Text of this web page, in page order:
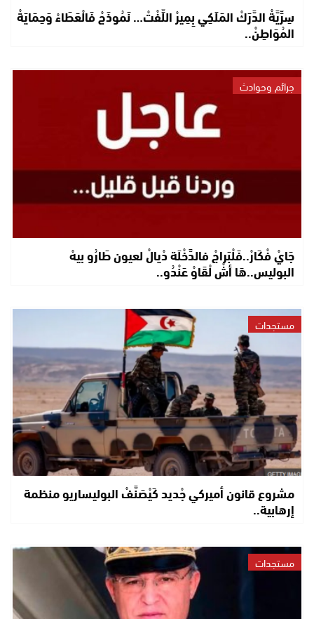
سِرِّيَّةْ الدَّرَكْ المَلَكِي بِمِيرْ اللِّفْتْ… نَمُوذَجْ فَالْعَطَاءْ وَحِمَايَةْ
المُوَاطِنْ..
جرائم وحوادث
جَايْ فْكَارْ..فَلْبَراجْ فالدَّخْلَة دْيالْ لعيون طَارُو بيهْ
البوليس..هَا أشْ لْقَاوْ عَنْدُو..
مستجدات
مشروع قانون أميركي جْديد كَيْصَنَّفْ البوليساريو منظمة
إرهابية..
مستجدات